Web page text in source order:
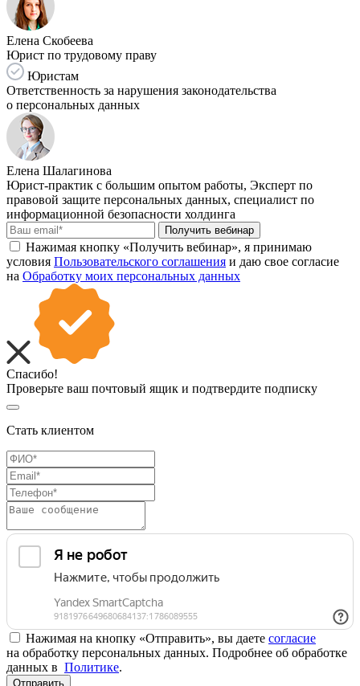
Елена Скобеева
Юрист по трудовому праву
Юристам
Ответственность за нарушения законодательства
о персональных данных
Елена Шалагинова
Юрист-практик с большим опытом работы, Эксперт по
правовой защите персональных данных, специалист по
информационной безопасности холдинга
Получить вебинар
Нажимая кнопку «Получить вебинар», я принимаю
условия Пользовательского соглашения и даю свое согласие
на Обработку моих персональных данных
Спасибо!
Проверьте ваш почтовый ящик и подтвердите подписку
Стать клиентом
Нажимая на кнопку «Отправить», вы даете согласие
на обработку персональных данных. Подробнее об обработке
данных в Политике.
Отправить